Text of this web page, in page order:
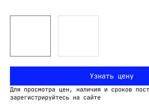
Узнать цену
Для просмотра цен, наличия и сроков
зарегистрируйтесь на сайте